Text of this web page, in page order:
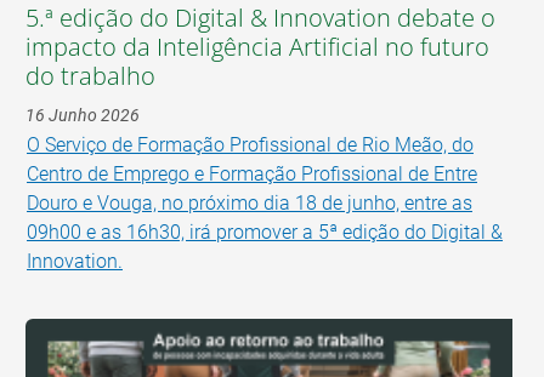
5.ª edição do Digital & Innovation debate o
impacto da Inteligência Artificial no futuro
do trabalho
16 Junho 2026
O Serviço de Formação Profissional de Rio Meão, do
Centro de Emprego e Formação Profissional de Entre
Douro e Vouga, no próximo dia 18 de junho, entre as
09h00 e as 16h30, irá promover a 5ª edição do Digital &
Innovation.